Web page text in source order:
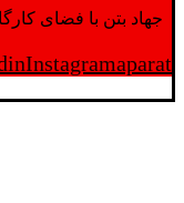
جهاد بتن با فضای کارگاهی و به کار گیری سه دستگاه
Instagramaparat